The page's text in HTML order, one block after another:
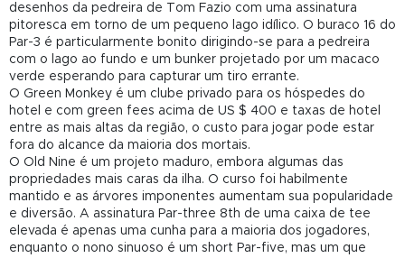
desenhos da pedreira de Tom Fazio com uma assinatura
pitoresca em torno de um pequeno lago idílico. O buraco 16 do
Par-3 é particularmente bonito dirigindo-se para a pedreira
com o lago ao fundo e um bunker projetado por um macaco
verde esperando para capturar um tiro errante.
O Green Monkey é um clube privado para os hóspedes do
hotel e com green fees acima de US $ 400 e taxas de hotel
entre as mais altas da região, o custo para jogar pode estar
fora do alcance da maioria dos mortais.
O Old Nine é um projeto maduro, embora algumas das
propriedades mais caras da ilha. O curso foi habilmente
mantido e as árvores imponentes aumentam sua popularidade
e diversão. A assinatura Par-three 8th de uma caixa de tee
elevada é apenas uma cunha para a maioria dos jogadores,
enquanto o nono sinuoso é um short Par-five, mas um que